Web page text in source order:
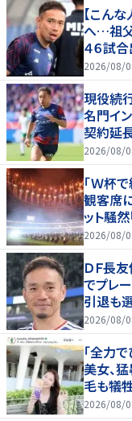
【こん
へ…祖
４６試
2026/08/
現役続
名門イ
契約延
2026/08/
「Ｗ杯
観客席
ット騒然
級に可
2026/08/
ＤＦ長
でプレ
引退も
2026/08/
「全力
美女、
毛も犠
る」「女
2026/08/